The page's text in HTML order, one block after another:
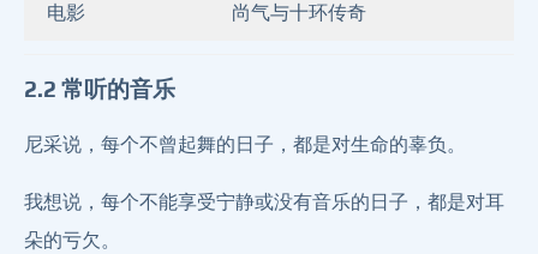
电影 尚气与十环传奇
2.2 常听的音乐
尼采说，每个不曾起舞的日子，都是对生命的辜负。
我想说，每个不能享受宁静或没有音乐的日子，都是对耳
朵的亏欠。